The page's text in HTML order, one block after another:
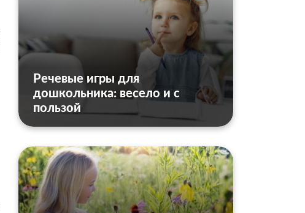
Речевые игры для
дошкольника: весело и с
пользой